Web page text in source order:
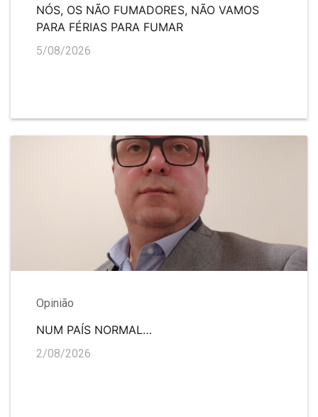
NÓS, OS NÃO FUMADORES, NÃO VAMOS
PARA FÉRIAS PARA FUMAR
5/08/2026
Opinião
NUM PAÍS NORMAL…
2/08/2026